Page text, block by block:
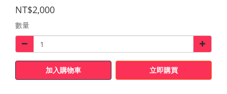
NT$2,000
數量
加入購物車 立即購買